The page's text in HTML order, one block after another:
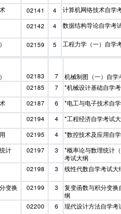
02141 4 计算机网络技术自学
02142 4 数据结构导论自学考
02159 5 工程力学（一）自学
02183 7 机械制图（一）自学
02185 7 *机械设计基础自学
02187 6 *电工与电子技术自
02194 4 *工程经济自学考试
02195 4 *数控技术及应用自
计
02197 3
*概率论与数理统计
考试大纲
02198 3 线性代数自学考试大
变换 02199 3
复变函数与积分变换
纲
02200 6 现代设计方法自学考